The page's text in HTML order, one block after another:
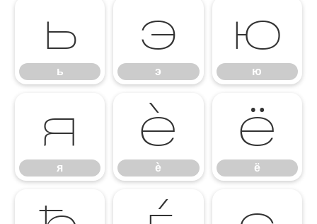
ь
ь
э
э
ю
ю
я
я
ѐ
ѐ
ё
ё